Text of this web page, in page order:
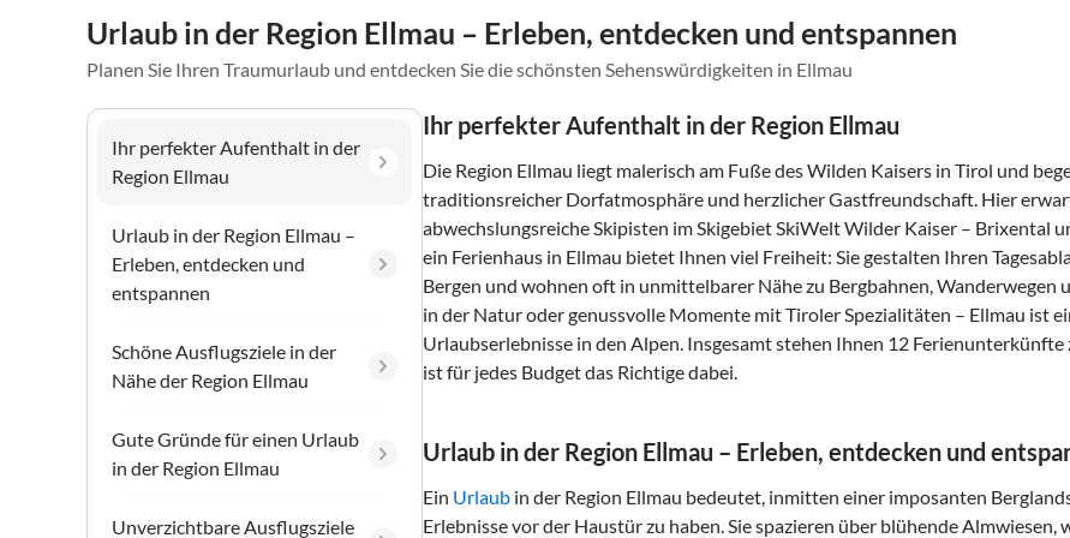
Urlaub in der Region Ellmau – Erleben, entdecken und entspannen
Planen Sie Ihren Traumurlaub und entdecken Sie die schönsten Sehenswürdigkeiten in Ellmau
Ihr perfekter Aufenthalt in der
Region Ellmau
Urlaub in der Region Ellmau –
Erleben, entdecken und
entspannen
Schöne Ausflugsziele in der
Nähe der Region Ellmau
Gute Gründe für einen Urlaub
in der Region Ellmau
Unverzichtbare Ausflugsziele
Ihr perfekter Aufenthalt in der Region Ellmau
Die Region Ellmau liegt malerisch am Fuße des Wilden Kaisers in Tirol und
traditionsreicher Dorfatmosphäre und herzlicher Gastfreundschaft. Hier
abwechslungsreiche Skipisten im Skigebiet SkiWelt Wilder Kaiser – Brixental
ein Ferienhaus in Ellmau bietet Ihnen viel Freiheit: Sie gestalten Ihren
Bergen und wohnen oft in unmittelbarer Nähe zu Bergbahnen,
in der Natur oder genussvolle Momente mit Tiroler Spezialitäten – Ellmau ist
Urlaubserlebnisse in den Alpen. Insgesamt stehen Ihnen 12
ist für jedes Budget das Richtige dabei.
Urlaub in der Region Ellmau – Erleben, entdecken und
Ein Urlaub in der Region Ellmau bedeutet, inmitten einer imposanten
Erlebnisse vor der Haustür zu haben. Sie spazieren über blühende